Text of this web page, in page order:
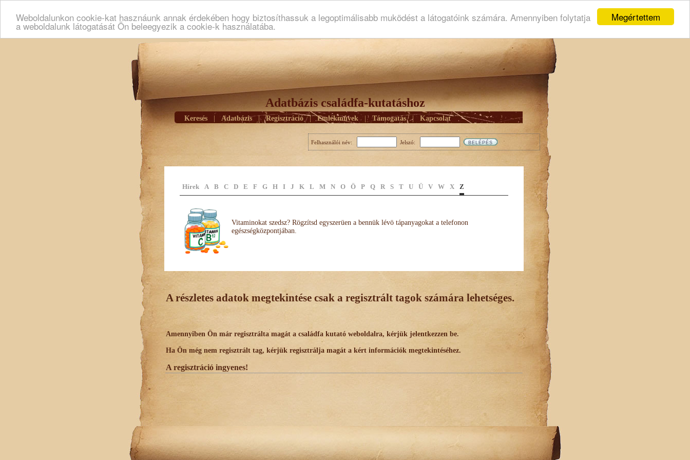
Megértettem
Weboldalunkon cookie-kat hasznáunk annak érdekében hogy biztosíthassuk a legoptimálisabb muködést a látogatóink számára. Amennyiben folytatja
a weboldalunk látogatását Ön beleegyezik a cookie-k használatába.
Adatbázis családfa-kutatáshoz
Keresés Adatbázis | Regisztráció | Emlékmûvek | Támogatás | Kapcsolat
Felhasználói név: Jelszó:
Hírek A B C D E F G H I J K L M N O Ö P Q R S T U Ü V W X Z
Vitaminokat szedsz? Rögzítsd egyszerüen a bennük lévö tápanyagokat a telefonon
egészségközpontjában.
A részletes adatok megtekintése csak a regisztrált tagok számára lehetséges.
Amennyiben Ön már regisztrálta magát a családfa kutató weboldalra, kérjük jelentkezzen be.
Ha Ön még nem regisztrált tag, kérjük regisztrálja magát a kért információk megtekintéséhez.
A regisztráció ingyenes!